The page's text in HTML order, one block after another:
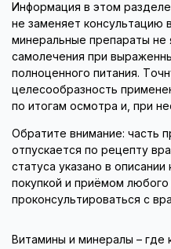
Информация в этом
не заменяет консультацию
минеральные препараты не
самолечения при
полноценного питания.
целесообразность
по итогам осмотра и, при
Обратите внимание: часть
отпускается по рецепту
статуса указано в
покупкой и приёмом
проконсультироваться с
Витамины и минералы – где